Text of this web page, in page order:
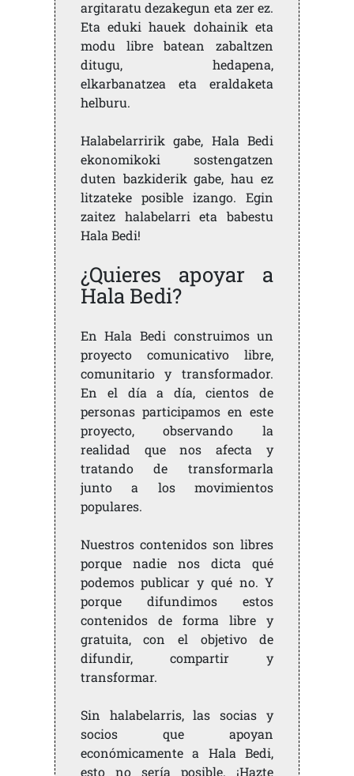
argitaratu dezakegun eta zer ez.
Eta eduki hauek dohainik eta
modu libre batean zabaltzen
ditugu, hedapena,
elkarbanatzea eta eraldaketa
helburu.
Halabelarririk gabe, Hala Bedi
ekonomikoki sostengatzen
duten bazkiderik gabe, hau ez
litzateke posible izango. Egin
zaitez halabelarri eta babestu
Hala Bedi!
¿Quieres apoyar a
Hala Bedi?
En Hala Bedi construimos un
proyecto comunicativo libre,
comunitario y transformador.
En el día a día, cientos de
personas participamos en este
proyecto, observando la
realidad que nos afecta y
tratando de transformarla
junto a los movimientos
populares.
Nuestros contenidos son libres
porque nadie nos dicta qué
podemos publicar y qué no. Y
porque difundimos estos
contenidos de forma libre y
gratuita, con el objetivo de
difundir, compartir y
transformar.
Sin halabelarris, las socias y
socios que apoyan
económicamente a Hala Bedi,
esto no sería posible. ¡Hazte